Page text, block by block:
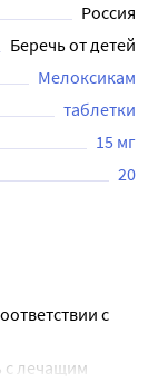
Россия
Беречь от детей
Мелоксикам
таблетки
15 мг
20
с
с лечащим